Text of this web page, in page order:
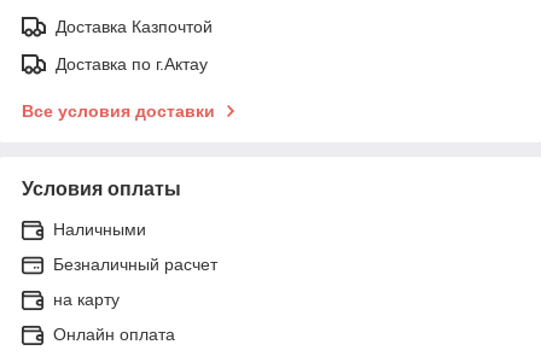
Доставка Казпочтой
Доставка по г.Актау
Все условия доставки
Условия оплаты
Наличными
Безналичный расчет
на карту
Онлайн оплата